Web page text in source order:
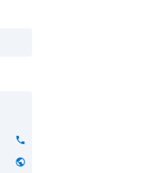
phone
public